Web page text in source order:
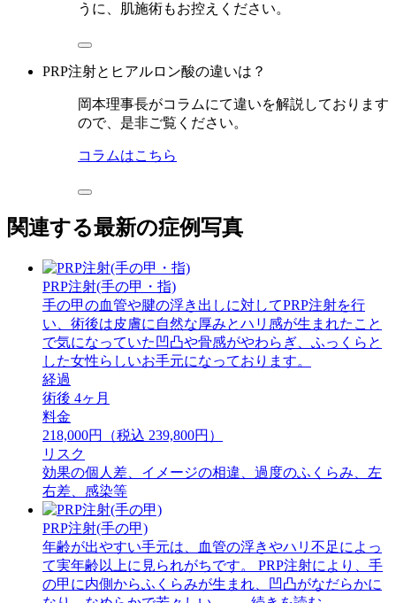
うに、肌施術もお控えください。
PRP注射とヒアルロン酸の違いは？
岡本理事長がコラムにて違いを解説しております
ので、是非ご覧ください。
コラムはこちら
関連する最新の症例写真
PRP注射(手の甲・指)
手の甲の血管や腱の浮き出しに対してPRP注射を行
い、術後は皮膚に自然な厚みとハリ感が生まれたこと
で気になっていた凹凸や骨感がやわらぎ、ふっくらと
した女性らしいお手元になっております。
経過
術後 4ヶ月
料金
218,000円（税込 239,800円）
リスク
効果の個人差、イメージの相違、過度のふくらみ、左
右差、感染等
PRP注射(手の甲)
年齢が出やすい手元は、血管の浮きやハリ不足によっ
て実年齢以上に見られがちです。 PRP注射により、手
の甲に内側からふくらみが生まれ、凹凸がなだらかに